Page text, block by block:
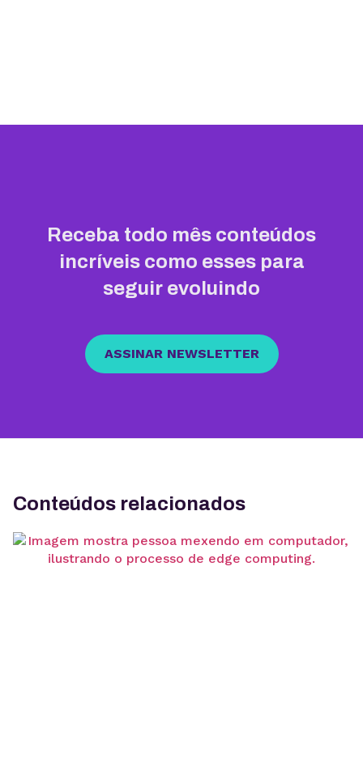
Receba todo mês conteúdos
incríveis como esses para
seguir evoluindo
ASSINAR NEWSLETTER
Conteúdos relacionados